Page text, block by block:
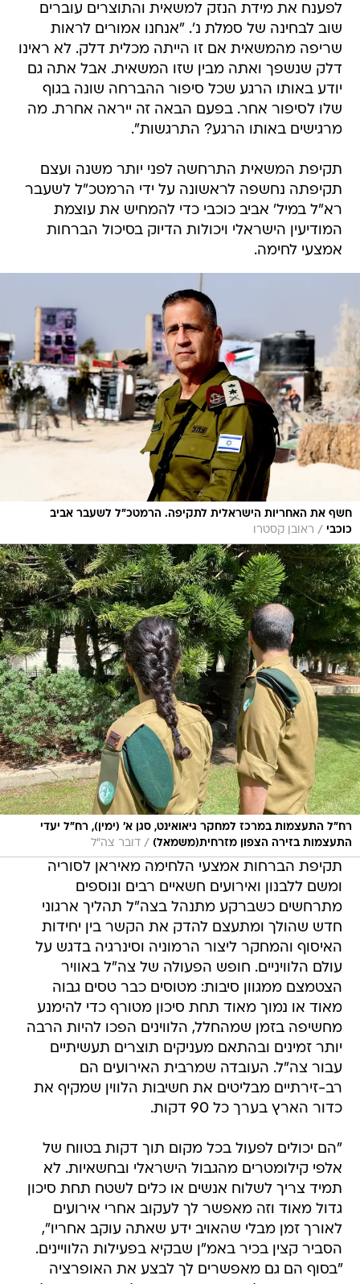
לפענח את מידת הנזק למשאית והתוצרים עוברים
שוב לבחינה של סמלת נ'. "אנחנו אמורים לראות
שריפה מהמשאית אם זו הייתה מכלית דלק. לא ראינו
דלק שנשפך ואתה מבין שזו המשאית. אבל אתה גם
יודע באותו הרגע שכל סיפור ההברחה שונה בגוף
שלו לסיפור אחר. בפעם הבאה זה ייראה אחרת. מה
מרגישים באותו הרגע? התרגשות".
תקיפת המשאית התרחשה לפני יותר משנה ועצם
תקיפתה נחשפה לראשונה על ידי הרמטכ"ל לשעבר
רא"ל במיל' אביב כוכבי כדי להמחיש את עוצמת
המודיעין הישראלי ויכולות הדיוק בסיכול הברחות
אמצעי לחימה.
חשף את האחריות הישראלית לתקיפה. הרמטכ"ל לשעבר אביב
כוכבי / ראובן קסטרו
רח״ל התעצמות במרכז למחקר גיאואינט, סגן א׳ (ימין), רח״ל יעדי
התעצמות בזירה הצפון מזרחית(משמאל) / דובר צה"ל
תקיפת הברחות אמצעי הלחימה מאיראן לסוריה
ומשם ללבנון ואירועים חשאיים רבים ונוספים
מתרחשים כשברקע מתנהל בצה"ל תהליך ארגוני
חדש שהולך ומתעצם להדק את הקשר בין יחידות
האיסוף והמחקר ליצור הרמוניה וסינרגיה בדגש על
עולם הלוויניים. חופש הפעולה של צה"ל באוויר
הצטמצם ממגוון סיבות: מטוסים כבר טסים גבוה
מאוד או נמוך מאוד תחת סיכון מטורף כדי להימנע
מחשיפה בזמן שמהחלל, הלווינים הפכו להיות הרבה
יותר זמינים ובהתאם מעניקים תוצרים תעשיתיים
עבור צה"ל. העובדה שמרבית האירועים הם
רב-זירתיים מבליטים את חשיבות הלווין שמקיף את
כדור הארץ בערך כל 90 דקות.
"הם יכולים לפעול בכל מקום תוך דקות בטווח של
אלפי קילומטרים מהגבול הישראלי ובחשאיות. לא
תמיד צריך לשלוח אנשים או כלים לשטח תחת סיכון
גדול מאוד וזה מאפשר לך לעקוב אחרי אירועים
לאורך זמן מבלי שהאויב ידע שאתה עוקב אחריו",
הסביר קצין בכיר באמ"ן שבקיא בפעילות הלוויינים.
"בסוף הם גם מאפשרים לך לבצע את האופרציה